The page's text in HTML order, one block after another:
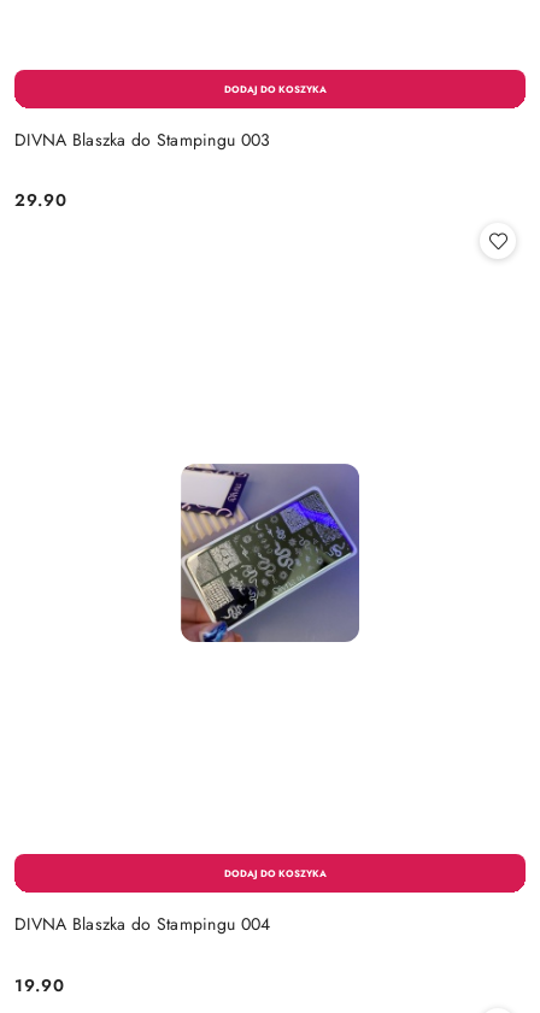
DIVNA Blaszka do Stampingu 003
Cena:
29.90
DIVNA Blaszka do Stampingu 004
Cena:
19.90